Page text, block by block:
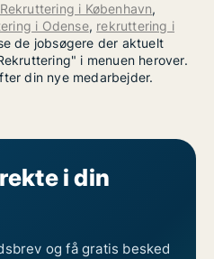
Rekruttering i København,
i Odense, rekruttering i
de jobsøgere der aktuelt
i menuen herover.
din nye medarbejder.
i din
og få gratis besked